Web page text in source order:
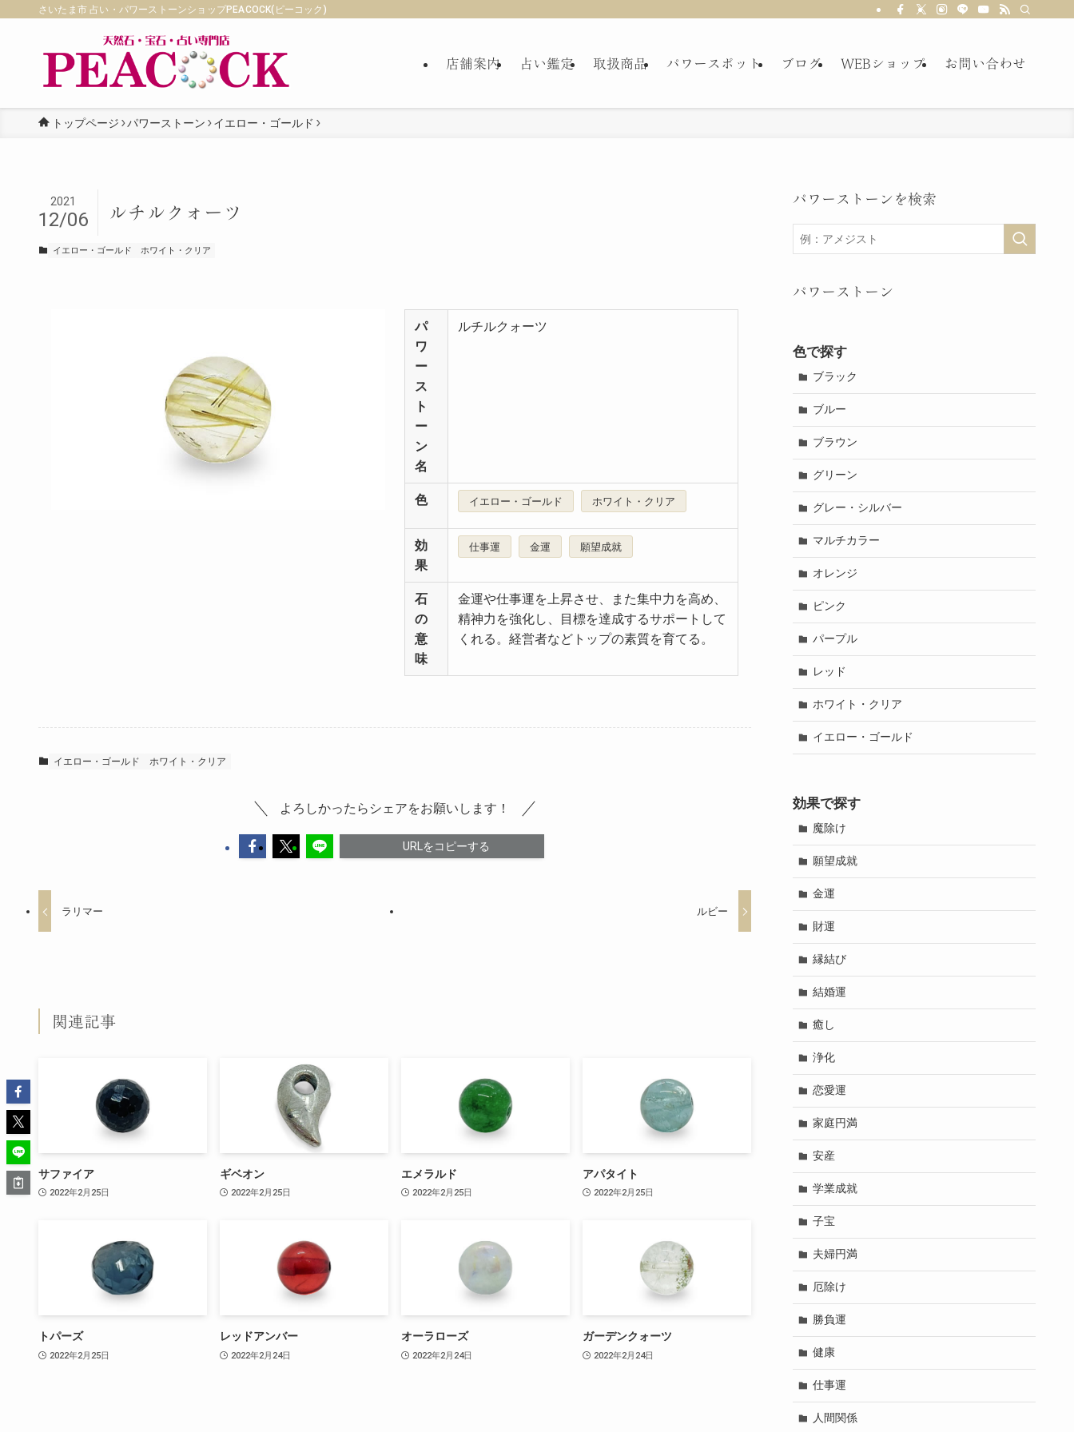
さいたま市 占い・パワーストーンショップPEACOCK(ピーコック)
店舗案内 占い鑑定 取扱商品 パワースポット ブログ WEBショップ お問い合わせ
トップページ パワーストーン イエロー・ゴールド
ルチルクォーツ
2021
12/06
イエロー・ゴールド ホワイト・クリア
パ
ワ
ー
ス
ト
ー
ン
名
ルチルクォーツ
色 イエロー・ゴールド ホワイト・クリア
効
果
仕事運 金運 願望成就
石
の
意
味
金運や仕事運を上昇させ、また集中力を高め、
精神力を強化し、目標を達成するサポートして
くれる。経営者などトップの素質を育てる。
イエロー・ゴールド ホワイト・クリア
よろしかったらシェアをお願いします！
URLをコピーする
ラリマー ルビー
関連記事
サファイア
2022年2月25日
ギベオン
2022年2月25日
エメラルド
2022年2月25日
アパタイト
2022年2月25日
トパーズ
2022年2月25日
レッドアンバー
2022年2月24日
オーラローズ
2022年2月24日
ガーデンクォーツ
2022年2月24日
パワーストーンを検索
パワーストーン
色で探す
ブラック
ブルー
ブラウン
グリーン
グレー・シルバー
マルチカラー
オレンジ
ピンク
パープル
レッド
ホワイト・クリア
イエロー・ゴールド
効果で探す
魔除け
願望成就
金運
財運
縁結び
結婚運
癒し
浄化
恋愛運
家庭円満
安産
学業成就
子宝
夫婦円満
厄除け
勝負運
健康
仕事運
人間関係